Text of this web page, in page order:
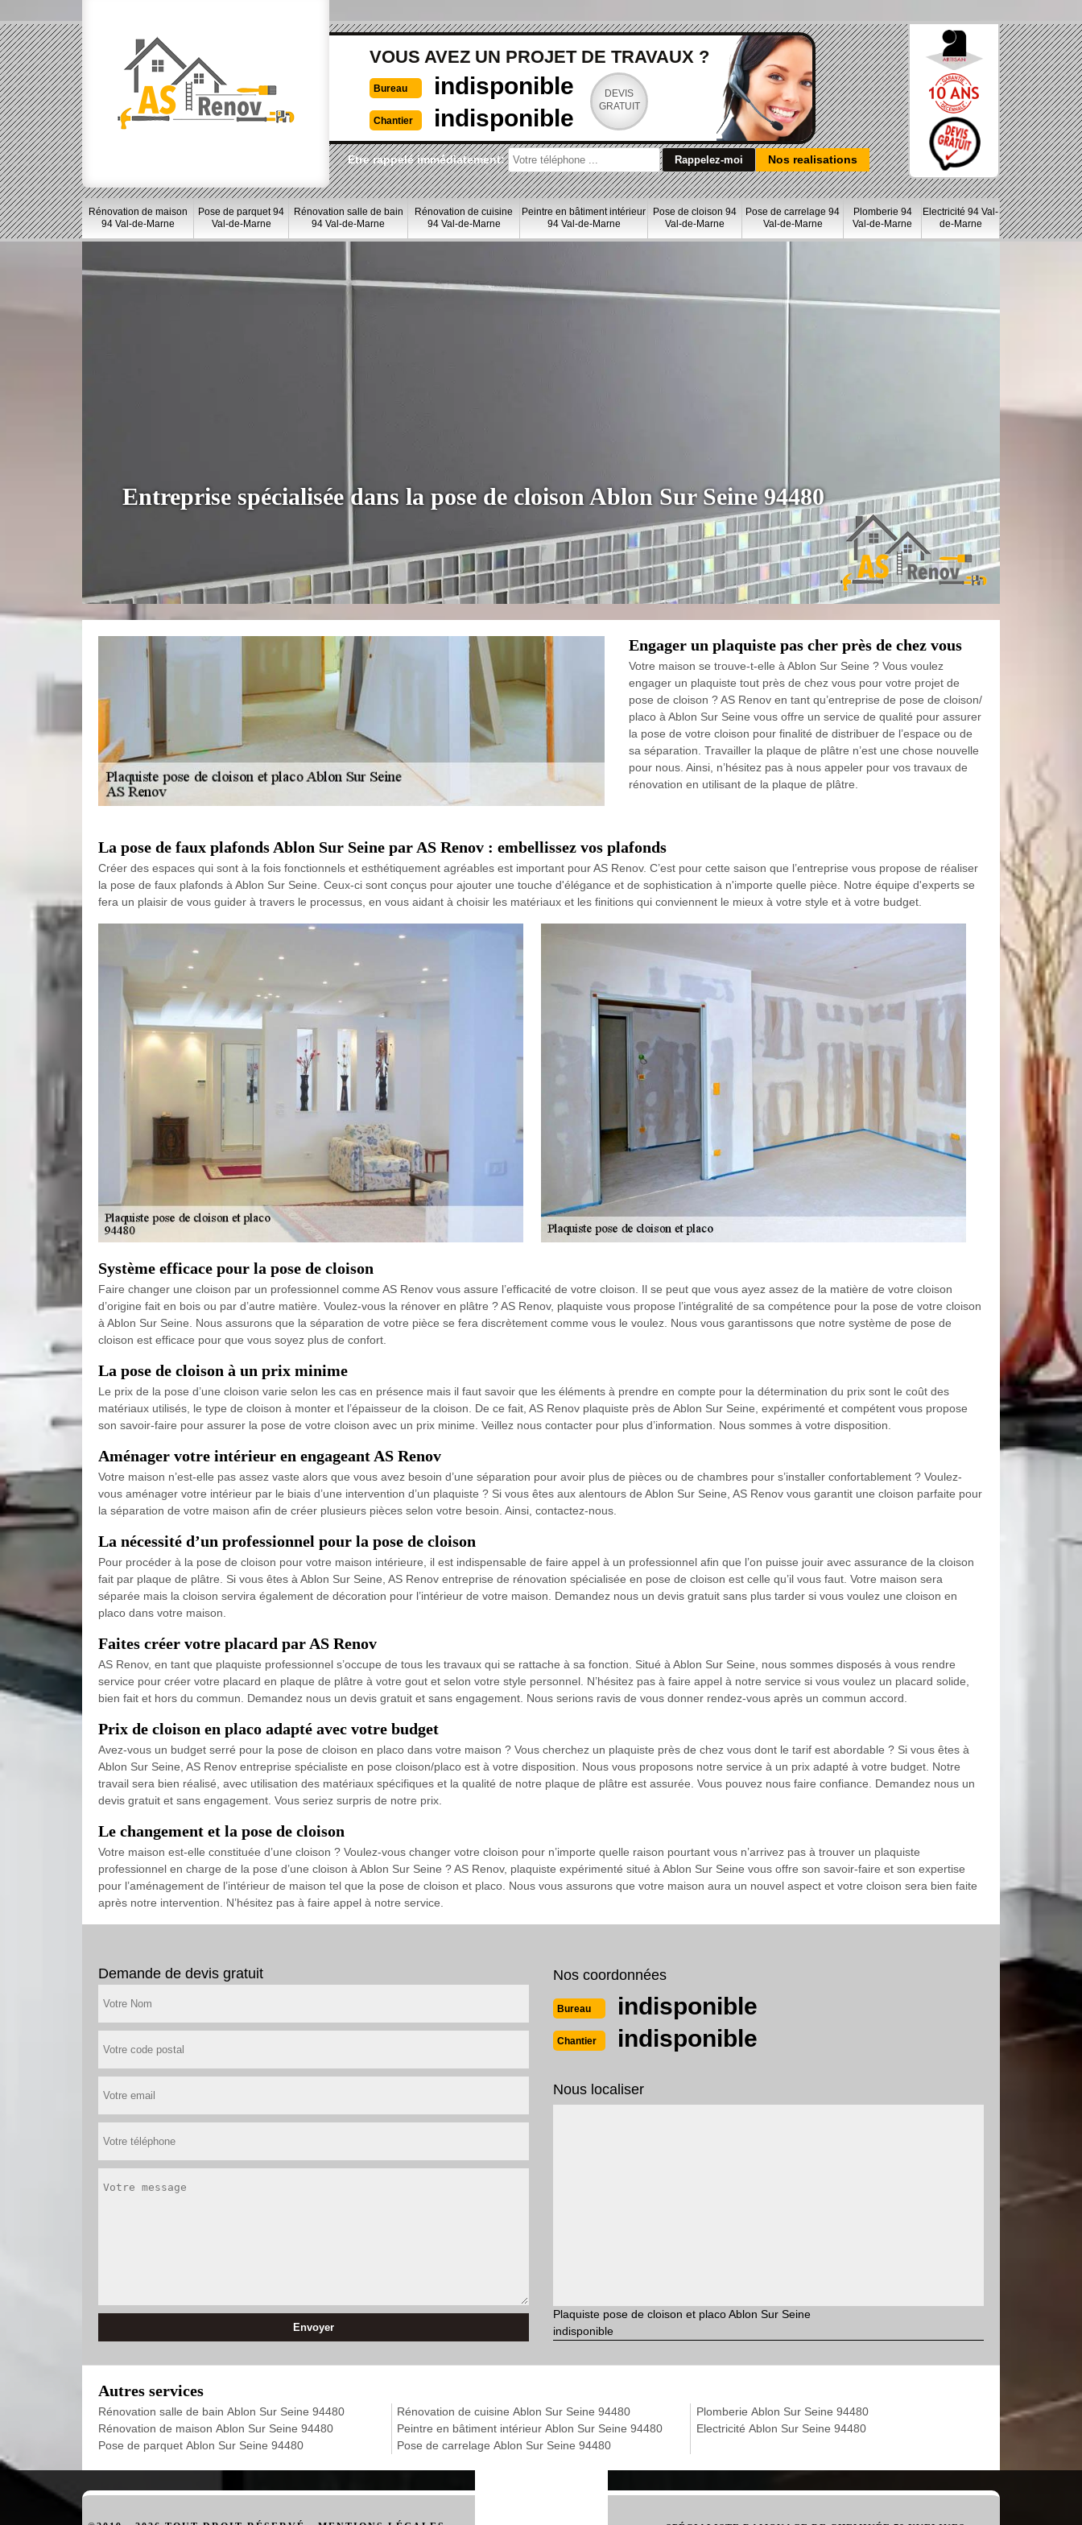
VOUS AVEZ UN PROJET DE TRAVAUX ?
Bureau indisponible
Chantier indisponible
DEVIS
GRATUIT
Etre rappelé immédiatement: Nos realisations
Rénovation de maison
94 Val-de-Marne
Pose de parquet 94
Val-de-Marne
Rénovation salle de bain
94 Val-de-Marne
Rénovation de cuisine
94 Val-de-Marne
Peintre en bâtiment intérieur
94 Val-de-Marne
Pose de cloison 94
Val-de-Marne
Pose de carrelage 94
Val-de-Marne
Plomberie 94
Val-de-Marne
Electricité 94 Val-
de-Marne
Entreprise spécialisée dans la pose de cloison Ablon Sur Seine 94480
Engager un plaquiste pas cher près de chez vous
Votre maison se trouve-t-elle à Ablon Sur Seine ? Vous voulez
engager un plaquiste tout près de chez vous pour votre projet de
pose de cloison ? AS Renov en tant qu’entreprise de pose de cloison/
placo à Ablon Sur Seine vous offre un service de qualité pour assurer
la pose de votre cloison pour finalité de distribuer de l’espace ou de
sa séparation. Travailler la plaque de plâtre n’est une chose nouvelle
pour nous. Ainsi, n’hésitez pas à nous appeler pour vos travaux de
rénovation en utilisant de la plaque de plâtre.
La pose de faux plafonds Ablon Sur Seine par AS Renov : embellissez vos plafonds
Créer des espaces qui sont à la fois fonctionnels et esthétiquement agréables est important pour AS Renov. C’est pour cette saison que l’entreprise vous propose de réaliser
la pose de faux plafonds à Ablon Sur Seine. Ceux-ci sont conçus pour ajouter une touche d'élégance et de sophistication à n'importe quelle pièce. Notre équipe d'experts se
fera un plaisir de vous guider à travers le processus, en vous aidant à choisir les matériaux et les finitions qui conviennent le mieux à votre style et à votre budget.
Système efficace pour la pose de cloison
Faire changer une cloison par un professionnel comme AS Renov vous assure l’efficacité de votre cloison. Il se peut que vous ayez assez de la matière de votre cloison
d’origine fait en bois ou par d’autre matière. Voulez-vous la rénover en plâtre ? AS Renov, plaquiste vous propose l’intégralité de sa compétence pour la pose de votre cloison
à Ablon Sur Seine. Nous assurons que la séparation de votre pièce se fera discrètement comme vous le voulez. Nous vous garantissons que notre système de pose de
cloison est efficace pour que vous soyez plus de confort.
La pose de cloison à un prix minime
Le prix de la pose d’une cloison varie selon les cas en présence mais il faut savoir que les éléments à prendre en compte pour la détermination du prix sont le coût des
matériaux utilisés, le type de cloison à monter et l’épaisseur de la cloison. De ce fait, AS Renov plaquiste près de Ablon Sur Seine, expérimenté et compétent vous propose
son savoir-faire pour assurer la pose de votre cloison avec un prix minime. Veillez nous contacter pour plus d’information. Nous sommes à votre disposition.
Aménager votre intérieur en engageant AS Renov
Votre maison n’est-elle pas assez vaste alors que vous avez besoin d’une séparation pour avoir plus de pièces ou de chambres pour s’installer confortablement ? Voulez-
vous aménager votre intérieur par le biais d’une intervention d’un plaquiste ? Si vous êtes aux alentours de Ablon Sur Seine, AS Renov vous garantit une cloison parfaite pour
la séparation de votre maison afin de créer plusieurs pièces selon votre besoin. Ainsi, contactez-nous.
La nécessité d’un professionnel pour la pose de cloison
Pour procéder à la pose de cloison pour votre maison intérieure, il est indispensable de faire appel à un professionnel afin que l’on puisse jouir avec assurance de la cloison
fait par plaque de plâtre. Si vous êtes à Ablon Sur Seine, AS Renov entreprise de rénovation spécialisée en pose de cloison est celle qu’il vous faut. Votre maison sera
séparée mais la cloison servira également de décoration pour l’intérieur de votre maison. Demandez nous un devis gratuit sans plus tarder si vous voulez une cloison en
placo dans votre maison.
Faites créer votre placard par AS Renov
AS Renov, en tant que plaquiste professionnel s’occupe de tous les travaux qui se rattache à sa fonction. Situé à Ablon Sur Seine, nous sommes disposés à vous rendre
service pour créer votre placard en plaque de plâtre à votre gout et selon votre style personnel. N’hésitez pas à faire appel à notre service si vous voulez un placard solide,
bien fait et hors du commun. Demandez nous un devis gratuit et sans engagement. Nous serions ravis de vous donner rendez-vous après un commun accord.
Prix de cloison en placo adapté avec votre budget
Avez-vous un budget serré pour la pose de cloison en placo dans votre maison ? Vous cherchez un plaquiste près de chez vous dont le tarif est abordable ? Si vous êtes à
Ablon Sur Seine, AS Renov entreprise spécialiste en pose cloison/placo est à votre disposition. Nous vous proposons notre service à un prix adapté à votre budget. Notre
travail sera bien réalisé, avec utilisation des matériaux spécifiques et la qualité de notre plaque de plâtre est assurée. Vous pouvez nous faire confiance. Demandez nous un
devis gratuit et sans engagement. Vous seriez surpris de notre prix.
Le changement et la pose de cloison
Votre maison est-elle constituée d’une cloison ? Voulez-vous changer votre cloison pour n’importe quelle raison pourtant vous n’arrivez pas à trouver un plaquiste
professionnel en charge de la pose d’une cloison à Ablon Sur Seine ? AS Renov, plaquiste expérimenté situé à Ablon Sur Seine vous offre son savoir-faire et son expertise
pour l’aménagement de l’intérieur de maison tel que la pose de cloison et placo. Nous vous assurons que votre maison aura un nouvel aspect et votre cloison sera bien faite
après notre intervention. N’hésitez pas à faire appel à notre service.
Demande de devis gratuit Nos coordonnées
Bureau indisponible
Chantier indisponible
Nous localiser
Plaquiste pose de cloison et placo Ablon Sur Seine
indisponible
Autres services
Rénovation salle de bain Ablon Sur Seine 94480
Rénovation de maison Ablon Sur Seine 94480
Pose de parquet Ablon Sur Seine 94480
Rénovation de cuisine Ablon Sur Seine 94480
Peintre en bâtiment intérieur Ablon Sur Seine 94480
Pose de carrelage Ablon Sur Seine 94480
Plomberie Ablon Sur Seine 94480
Electricité Ablon Sur Seine 94480